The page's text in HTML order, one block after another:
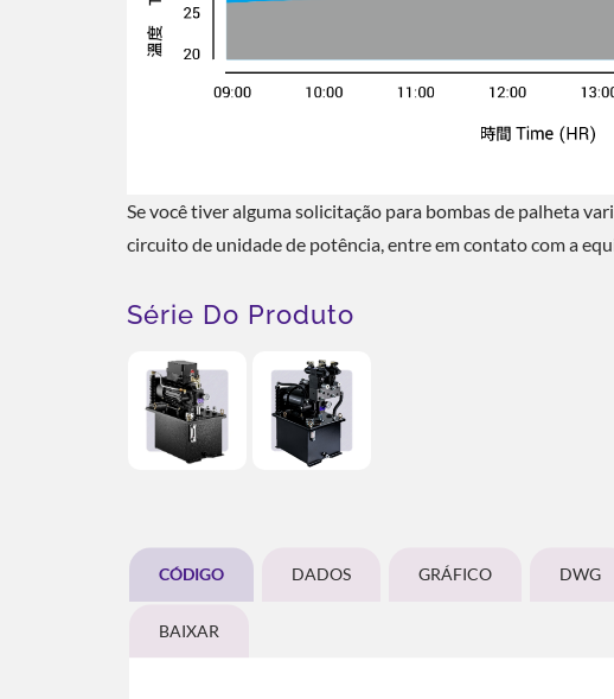
Se você tiver alguma solicitação para bombas de palheta
circuito de unidade de potência, entre em contato com a
Série Do Produto
CÓDIGO DADOS GRÁFICO DWG
BAIXAR